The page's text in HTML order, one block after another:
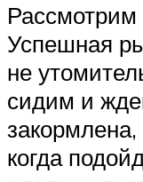
Рассмотрим
Успешная
не
сидим и
когда